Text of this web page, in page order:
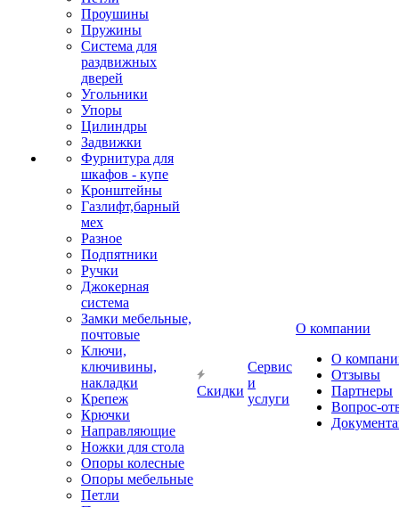
Проушины
Пружины
Система для
раздвижных
дверей
Угольники
Упоры
Цилиндры
Задвижки
Фурнитура для
шкафов - купе
Кронштейны
Газлифт,барный
мех
Разное
Подпятники
Ручки
Джокерная
система
Замки мебельные,
почтовые
Ключи,
ключивины,
накладки
Крепеж
Крючки
Направляющие
Ножки для стола
Опоры колесные
Опоры мебельные
Петли
Скидки
Сервис
и
услуги
О компании
О
Отзывы
Партнеры
Вопрос-